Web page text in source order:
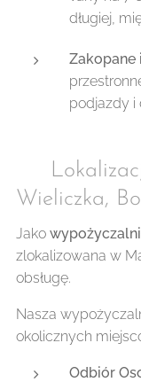
długiej,
Zakopane
podjazdy i
📍
Wieliczka,
Jako
zlokalizowana w
obsługę.
Nasza
okolicznych
Odbiór